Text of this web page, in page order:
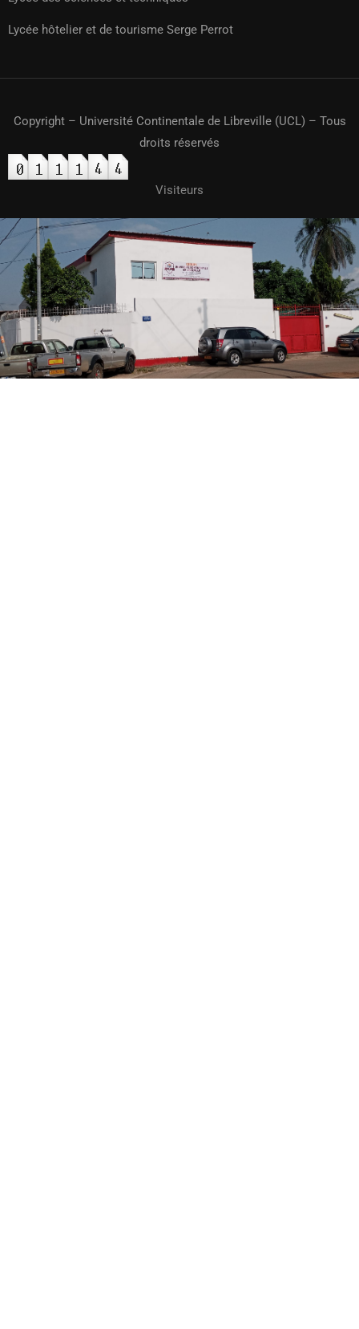
Lycée hôtelier et de tourisme Serge Perrot
Copyright – Université Continentale de Libreville (UCL) – Tous
droits réservés
Visiteurs